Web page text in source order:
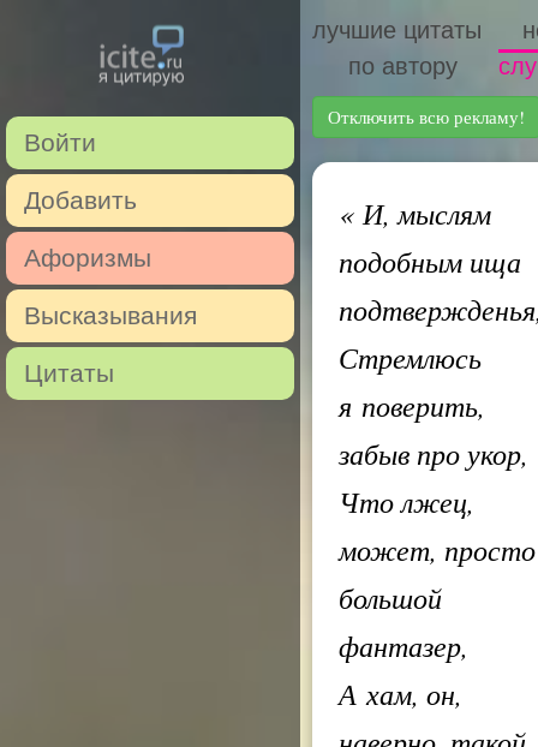
Войти
Добавить
Афоризмы
Высказывания
Цитаты
лучшие цитаты
по автору
Отключить всю рекламу!
«И, мыслям
подобным ища
Стремлюсь
я поверить,
забыв про укор,
Что лжец,
может, просто
большой
фантазер,
А хам, он,